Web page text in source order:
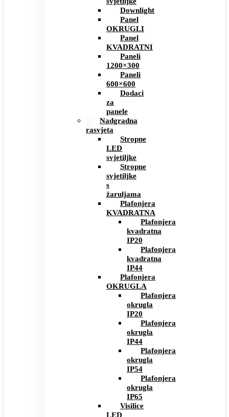
Downlight
Panel
OKRUGLI
Panel
KVADRATNI
Paneli
1200×300
Paneli
600×600
Dodaci
za
panele
Nadgradna
rasvjeta
Stropne
LED
svjetiljke
Stropne
svjetiljke
s
žaruljama
Plafonjera
KVADRATNA
Plafonjera
kvadratna
IP20
Plafonjera
kvadratna
IP44
Plafonjera
OKRUGLA
Plafonjera
okrugla
IP20
Plafonjera
okrugla
IP44
Plafonjera
okrugla
IP54
Plafonjera
okrugla
IP65
Visilice
LED